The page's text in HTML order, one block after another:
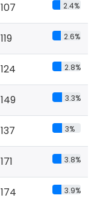
107 2.4%
119 2.6%
124 2.8%
149 3.3%
137 3%
171 3.8%
174 3.9%